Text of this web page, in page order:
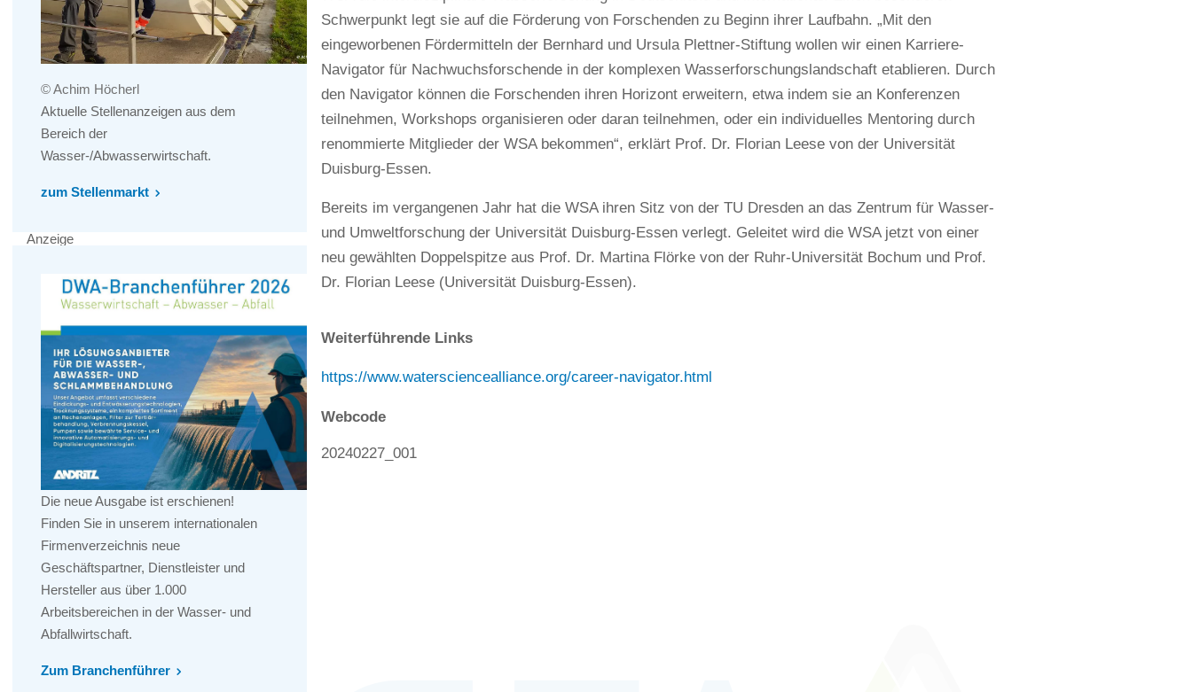
Schwerpunkt legt sie auf die Förderung von Forschenden zu Beginn ihrer Laufbahn. „Mit den
eingeworbenen Fördermitteln der Bernhard und Ursula Plettner-Stiftung wollen wir einen Karriere-
Navigator für Nachwuchsforschende in der komplexen Wasserforschungslandschaft etablieren. Durch
den Navigator können die Forschenden ihren Horizont erweitern, etwa indem sie an Konferenzen
teilnehmen, Workshops organisieren oder daran teilnehmen, oder ein individuelles Mentoring durch
renommierte Mitglieder der WSA bekommen“, erklärt Prof. Dr. Florian Leese von der Universität
Duisburg-Essen.
Bereits im vergangenen Jahr hat die WSA ihren Sitz von der TU Dresden an das Zentrum für Wasser-
und Umweltforschung der Universität Duisburg-Essen verlegt. Geleitet wird die WSA jetzt von einer
neu gewählten Doppelspitze aus Prof. Dr. Martina Flörke von der Ruhr-Universität Bochum und Prof.
Dr. Florian Leese (Universität Duisburg-Essen).
Weiterführende Links
https://www.watersciencealliance.org/career-navigator.html
Webcode
20240227_001
© Achim Höcherl
Aktuelle Stellenanzeigen aus dem
Bereich der
Wasser-/Abwasserwirtschaft.
zum Stellenmarkt
Anzeige
Die neue Ausgabe ist erschienen!
Finden Sie in unserem internationalen
Firmenverzeichnis neue
Geschäftspartner, Dienstleister und
Hersteller aus über 1.000
Arbeitsbereichen in der Wasser- und
Abfallwirtschaft.
Zum Branchenführer